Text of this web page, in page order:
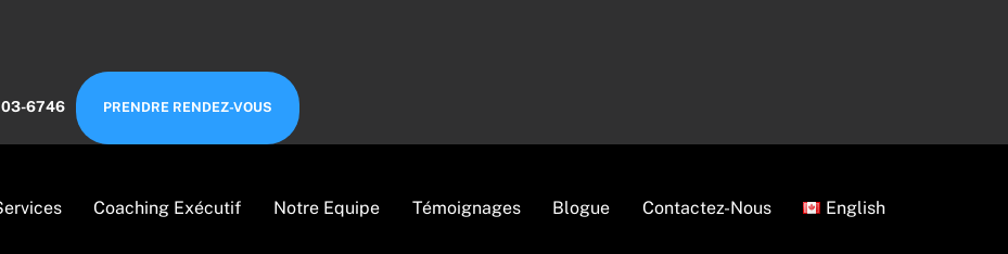
6746 PRENDRE RENDEZ-VOUS
Coaching Exécutif Notre Equipe Témoignages Blogue Contactez-Nous English